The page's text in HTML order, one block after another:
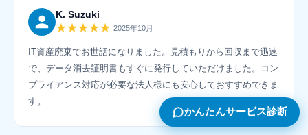
K. Suzuki
★★★★★ 2025年10月
IT資産廃棄でお世話になりました。見積もりから回収まで迅速
で、データ消去証明書もすぐに発行していただけました。コン
プライアンス対応が必要な法人様にも安心しておすすめできま
す。
かんたんサービス診断